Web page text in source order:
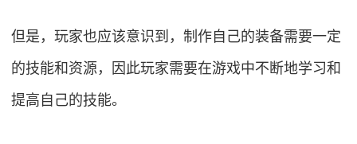
但是，玩家也应该意识到，制作自己的装备需要一定
的技能和资源，因此玩家需要在游戏中不断地学习和
提高自己的技能。